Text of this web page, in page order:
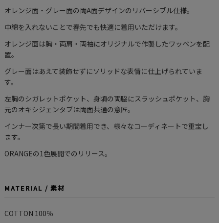
オレンジ面・グレー面の両A面デザインのリバーシブル仕様。
中綿を入れないことで春先でも快適に着用いただけます。
オレンジ面は胸・両肩・両袖にオリジナルで作製したワッペンを配
置。
グレー面はあえて装飾せずにソリッドな表情に仕上げられていま
す。
左胸のシガレットポケット、身頃の両脇にスラッシュポケット、胸
元のオキシジェンタブは両面共通の意匠。
インナー次第で長い期間着用でき、様々なコーディネートで重宝し
ます。
ORANGEの1色展開でのリリース。
MATERIAL / 素材
COTTON 100％